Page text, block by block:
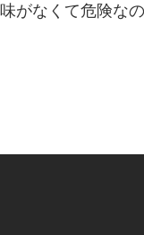
がなくて危険なの